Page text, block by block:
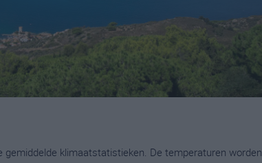
klimaatstatistieken. De temperaturen worden